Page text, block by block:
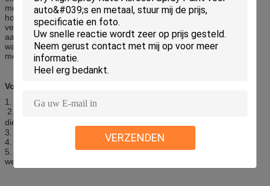
VERZENDEN
methode om volgzame Bouwverordening, brand het blokkeren in
houten kader woonbouw te installeren. Het wordt gebruikt aan
verbinding verborgen penetraties van vloer aan vloer of de ruimte
aan ruimte, vormt een fireblock en een duurzame, luchtdichte en
waterbestendige band. Banden aan hout, drywall, metaal,
metselwerk, glas en de meeste plastieken.
Voorzorgsmaatregelen:
1. Blijf van het bereik van kinderen weg
2. Bescherm tegen zonlicht en stel niet aan temperaturen bloot
die 50℃ overschrijden
3. Doordring niet of brand, zelfs daarna gebruik.
4. Bespuit niet op een naakte vlam of enig gloeiend materiaal.
5. Blijf van bronnen van ontsteking weg. Nr die - wanneer het
werken roken.